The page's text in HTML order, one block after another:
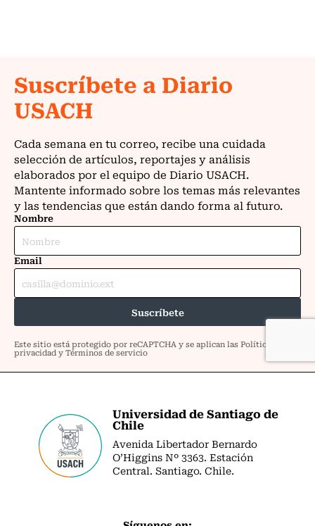
Universidad de Santiago de
Chile
Avenida Libertador Bernardo
O’Higgins Nº 3363. Estación
Central. Santiago. Chile.